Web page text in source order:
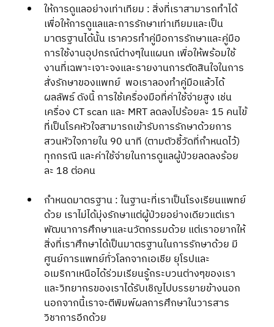
ให้การดูแลอย่างเท่าเทียม : สิ่งที่เราสามารถทำได้
เพื่อให้การดูแลและการรักษาเท่าเทียมและเป็น
มาตรฐานได้นั้น เราควรทำคู่มือการรักษาและคู่มือ
การใช้งานอุปกรณ์ต่างๆในแผนก เพื่อให้พร้อมใช้
งานที่เฉพาะเจาะจงและรายงานการตัดสินใจในการ
สั่งรักษาของแพทย์  พอเราลองทำคู่มือแล้วได้
ผลลัพธ์ ดังนี้ การใช้เครื่องมือที่ค่าใช้จ่ายสูง เช่น
เครื่อง CT scan และ MRT ลดลงไปร้อยละ 15 คนไข้
ที่เป็นโรคหัวใจสามารถเข้ารับการรักษาด้วยการ
สวนหัวใจภายใน 90 นาที (ตามตัวชี้วัดที่กำหนดไว้)
ทุกกรณี และค่าใช้จ่ายในการดูแลผู้ป่วยลดลงร้อย
ละ 18 ต่อคน
กำหนดมาตรฐาน : ในฐานะที่เราเป็นโรงเรียนแพทย์
ด้วย เราไม่ได้มุ่งรักษาแต่ผู้ป่วยอย่างเดียวแต่เรา
พัฒนาการศึกษาและนวัตกรรมด้วย แต่เราอยากให้
สิ่งที่เราศึกษาได้เป็นมาตรฐานในการรักษาด้วย มี
ศูนย์การแพทย์ทั่วโลกจากเอเชีย ยุโรปและ
อเมริกาเหนือได้ร่วมเรียนรู้กระบวนต่างๆของเรา
และวิทยากรของเราได้รับเชิญไปบรรยายข้างนอก
นอกจากนี้เราจะตีพิมพ์ผลการศึกษาในวารสาร
วิชาการอีกด้วย